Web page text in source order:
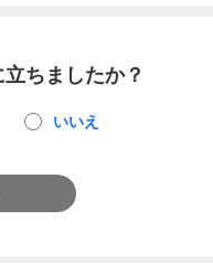
ちましたか？
いいえ